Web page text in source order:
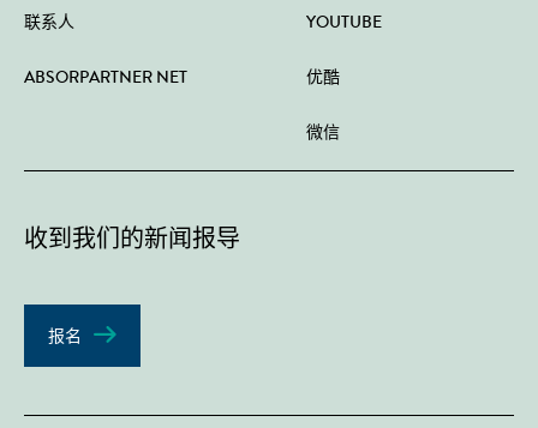
联系人
ABSORPARTNER NET
YOUTUBE
优酷
微信
收到我们的新闻报导
报名